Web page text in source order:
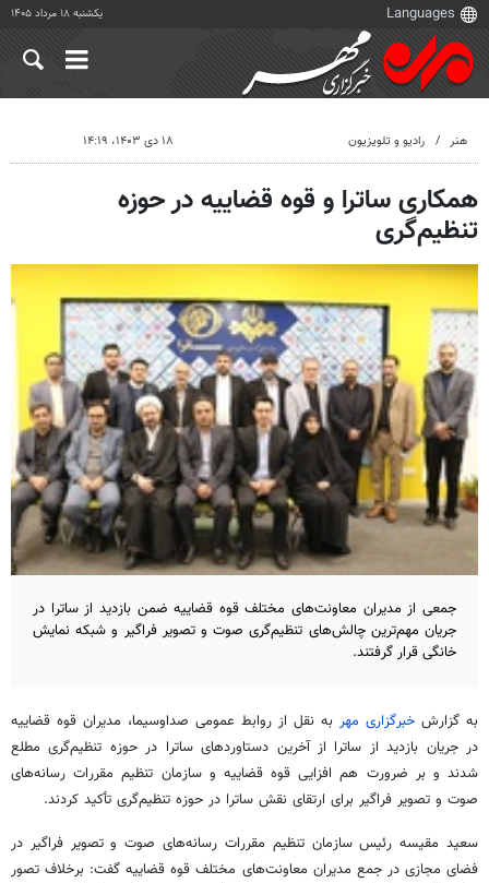
یکشنبه ۱۸ مرداد ۱۴۰۵
هنر رادیو و تلویزیون ۱۸ دی ۱۴۰۳، ۱۴:۱۹
همکاری ساترا و قوه قضاییه در حوزه
تنظیم‌گری
جمعی از مدیران معاونت‌های مختلف قوه قضاییه ضمن بازدید از ساترا در
جریان مهم‌ترین چالش‌های تنظیم‌گری صوت و تصویر فراگیر و شبکه نمایش
خانگی قرار گرفتند.
به گزارش خبرگزاری مهر به نقل از روابط عمومی صداوسیما، مدیران قوه قضاییه
در جریان بازدید از ساترا از آخرین دستاوردهای ساترا در حوزه تنظیم‌گری مطلع
شدند و بر ضرورت هم افزایی قوه قضاییه و سازمان تنظیم مقررات رسانه‌های
صوت و تصویر فراگیر برای ارتقای نقش ساترا در حوزه تنظیم‌گری تأکید کردند.
سعید مقیسه رئیس سازمان تنظیم مقررات رسانه‌های صوت و تصویر فراگیر در
فضای مجازی در جمع مدیران معاونت‌های مختلف قوه قضاییه گفت: برخلاف تصور